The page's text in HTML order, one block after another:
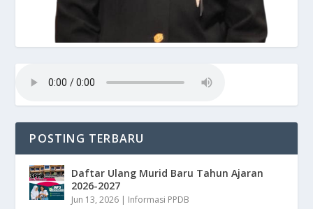
POSTING TERBARU
Daftar Ulang Murid Baru Tahun Ajaran
2026-2027
Jun 13, 2026 | Informasi PPDB